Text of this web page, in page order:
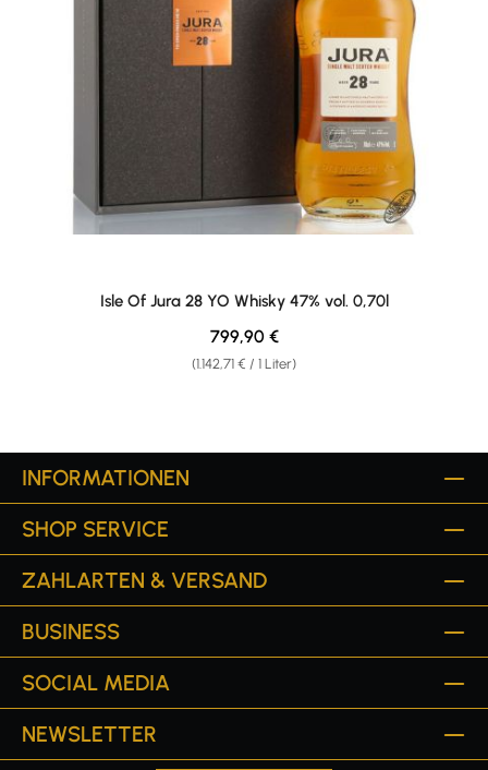
Isle Of Jura 28 YO Whisky 47% vol. 0,70l
(1.142,71 € / 1 Liter)
Regulärer Preis:
799,90 €
INFORMATIONEN
SHOP SERVICE
ZAHLARTEN & VERSAND
BUSINESS
SOCIAL MEDIA
NEWSLETTER